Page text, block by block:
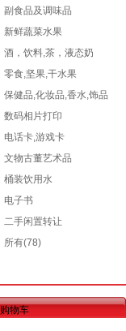
副食品及调味品
新鲜蔬菜水果
酒，饮料,茶，液态奶
零食,坚果,干水果
保健品,化妆品,香水,饰品
数码相片打印
电话卡,游戏卡
文物古董艺术品
桶装饮用水
电子书
二手闲置转让
所有(78)
购物车